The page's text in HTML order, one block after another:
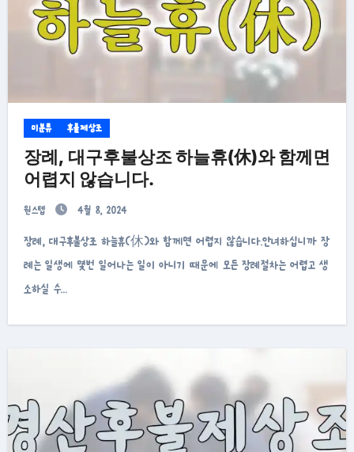
미분류 후불제상조
장례, 대구후불상조 하늘휴(休)와 함께면
어렵지 않습니다.
원스텝 4월 8, 2024
장례, 대구후불상조 하늘휴(休)와 함께면 어렵지 않습니다.안녀하십니까 장
례는 일생에 몇번 일어나는 일이 아니기 때문에 모든 장례절차는 어렵고 생
소하실 수…